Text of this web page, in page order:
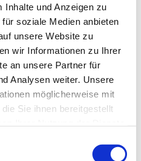
Inhalte und Anzeigen zu
soziale Medien anbieten
unsere Website zu
wir Informationen zu Ihrer
an unsere Partner für
Analysen weiter. Unsere
möglicherweise mit
Sie ihnen bereitgestellt